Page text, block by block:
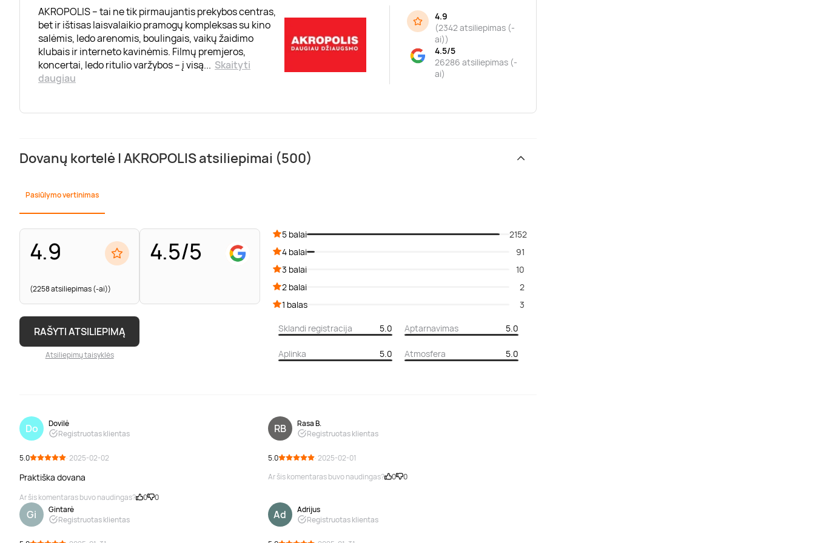
AKROPOLIS – tai ne tik pirmaujantis prekybos centras,
bet ir ištisas laisvalaikio pramogų kompleksas su kino
salėmis, ledo arenomis, boulingais, vaikų žaidimo
klubais ir interneto kavinėmis. Filmų premjeros,
koncertai, ledo ritulio varžybos – į visą... Skaityti
daugiau
4.9
(2342 atsiliepimas (-
ai))
4.5/5
26286 atsiliepimas (-
ai)
Dovanų kortelė | AKROPOLIS atsiliepimai (500)
Pasiūlymo vertinimas
4.9
(2258 atsiliepimas (-ai))
4.5/5
RAŠYTI ATSILIEPIMĄ
Atsiliepimų taisyklės
5 balai
2152
4 balai
91
3 balai
10
2 balai
2
1 balas
3
Sklandi registracija 5.0 Aptarnavimas 5.0
Aplinka 5.0 Atmosfera 5.0
Do
Dovilė
Registruotas klientas
5.0 · 2025-02-02
Praktiška dovana
Ar šis komentaras buvo naudingas? 0 0
RB
Rasa B.
Registruotas klientas
5.0
· 2025-02-01
Ar šis komentaras buvo naudingas?
0 0
Gi
Gintarė
Registruotas klientas
Ad
Adrijus
Registruotas klientas